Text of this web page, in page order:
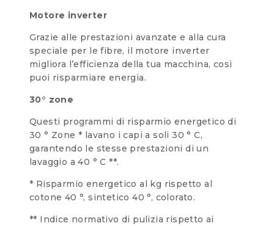
Motore inverter
Grazie alle prestazioni avanzate e alla cura
speciale per le fibre, il motore inverter
migliora l’efficienza della tua macchina, così
puoi risparmiare energia.
30° zone
Questi programmi di risparmio energetico di
30 ° Zone * lavano i capi a soli 30 ° C,
garantendo le stesse prestazioni di un
lavaggio a 40 ° C **.
* Risparmio energetico al kg rispetto al
cotone 40 °, sintetico 40 °, colorato.
** Indice normativo di pulizia rispetto ai